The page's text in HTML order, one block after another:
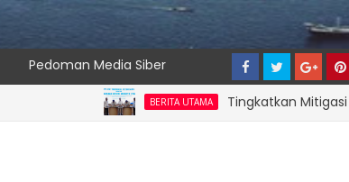
Pedoman Media Siber
BERITA UTAMA
Tingkatkan Mitigasi Risiko,